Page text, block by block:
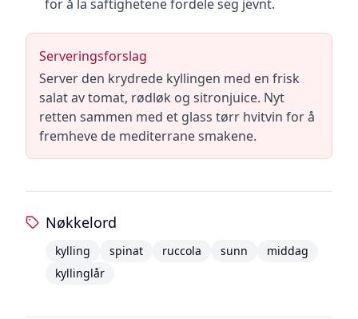
for å la saftighetene fordele seg jevnt.
Serveringsforslag
Server den krydrede kyllingen med en frisk
salat av tomat, rødløk og sitronjuice. Nyt
retten sammen med et glass tørr hvitvin for å
fremheve de mediterrane smakene.
Nøkkelord
kylling spinat ruccola sunn
middag
kyllinglår